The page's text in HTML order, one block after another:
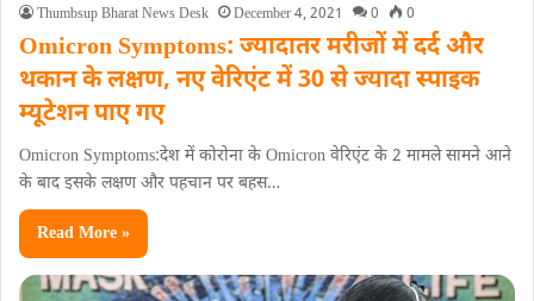
Thumbsup Bharat News Desk December 4, 2021 0 0
Omicron Symptoms: ज्यादातर मरीजों में दर्द और
थकान के लक्षण, नए वेरिएंट में 30 से ज्यादा स्पाइक
म्यूटेशन पाए गए
Omicron Symptoms:देश में कोरोना के Omicron वेरिएंट के 2 मामले सामने आने
के बाद इसके लक्षण और पहचान पर बहस…
Read More »